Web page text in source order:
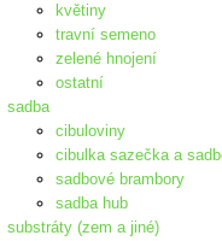
květiny
travní semeno
zelené hnojení
ostatní
sadba
cibuloviny
cibulka sazečka a
sadbové brambory
sadba hub
substráty (zem a jiné)